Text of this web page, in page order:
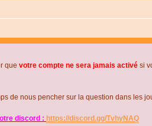
que votre compte ne sera jamais activé si
de nous pencher sur la question dans les
discord : https://discord.gg/TvhyNAQ